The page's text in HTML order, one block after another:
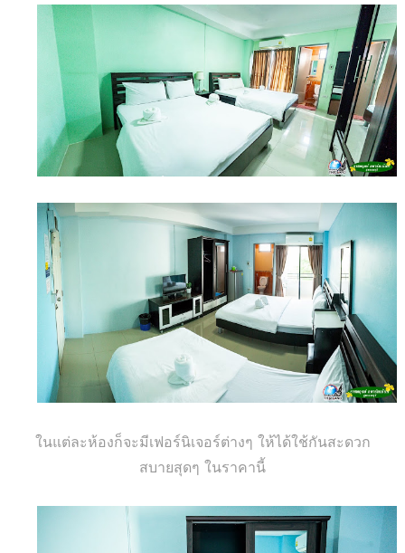
ในแต่ละห้องก็จะมีเฟอร์นิเจอร์ต่างๆ ให้ได้ใช้กันสะดวก
สบายสุดๆ ในราคานี้